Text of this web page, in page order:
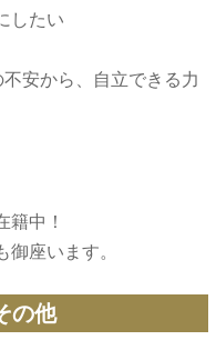
したい
安から、自立できる力
籍中！
の他